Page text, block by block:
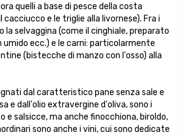
quelli a base di pesce della costa
cacciucco e le triglie alla livornese). Fra i
la selvaggina (come il cinghiale, preparato
umido ecc.) e le carni: particolarmente
(bistecche di manzo con l'osso) alla
dal caratteristico pane senza sale e
e dall'olio extravergine d'oliva, sono i
e salsicce, ma anche finocchiona, biroldo,
sono anche i vini, cui sono dedicate